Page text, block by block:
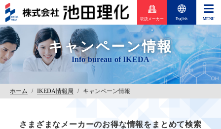
取扱メーカー English
キャンペーン情報
ホーム / IKEDA情報局 / キャンペーン情報
さまざまなメーカーのお得な情報をまとめて検索